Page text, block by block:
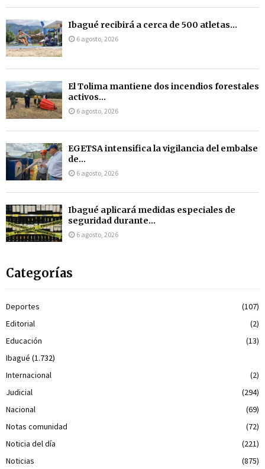
Ibagué recibirá a cerca de 500 atletas...
6 agosto, 2026
El Tolima mantiene dos incendios forestales
activos...
6 agosto, 2026
EGETSA intensifica la vigilancia del embalse
de...
6 agosto, 2026
Ibagué aplicará medidas especiales de
seguridad durante...
6 agosto, 2026
Categorías
Deportes
(107)
Editorial
(2)
Educación
(13)
Ibagué (1.732)
Internacional
(2)
Judicial
(294)
Nacional
(69)
Notas comunidad
(72)
Noticia del día
(221)
Noticias
(875)